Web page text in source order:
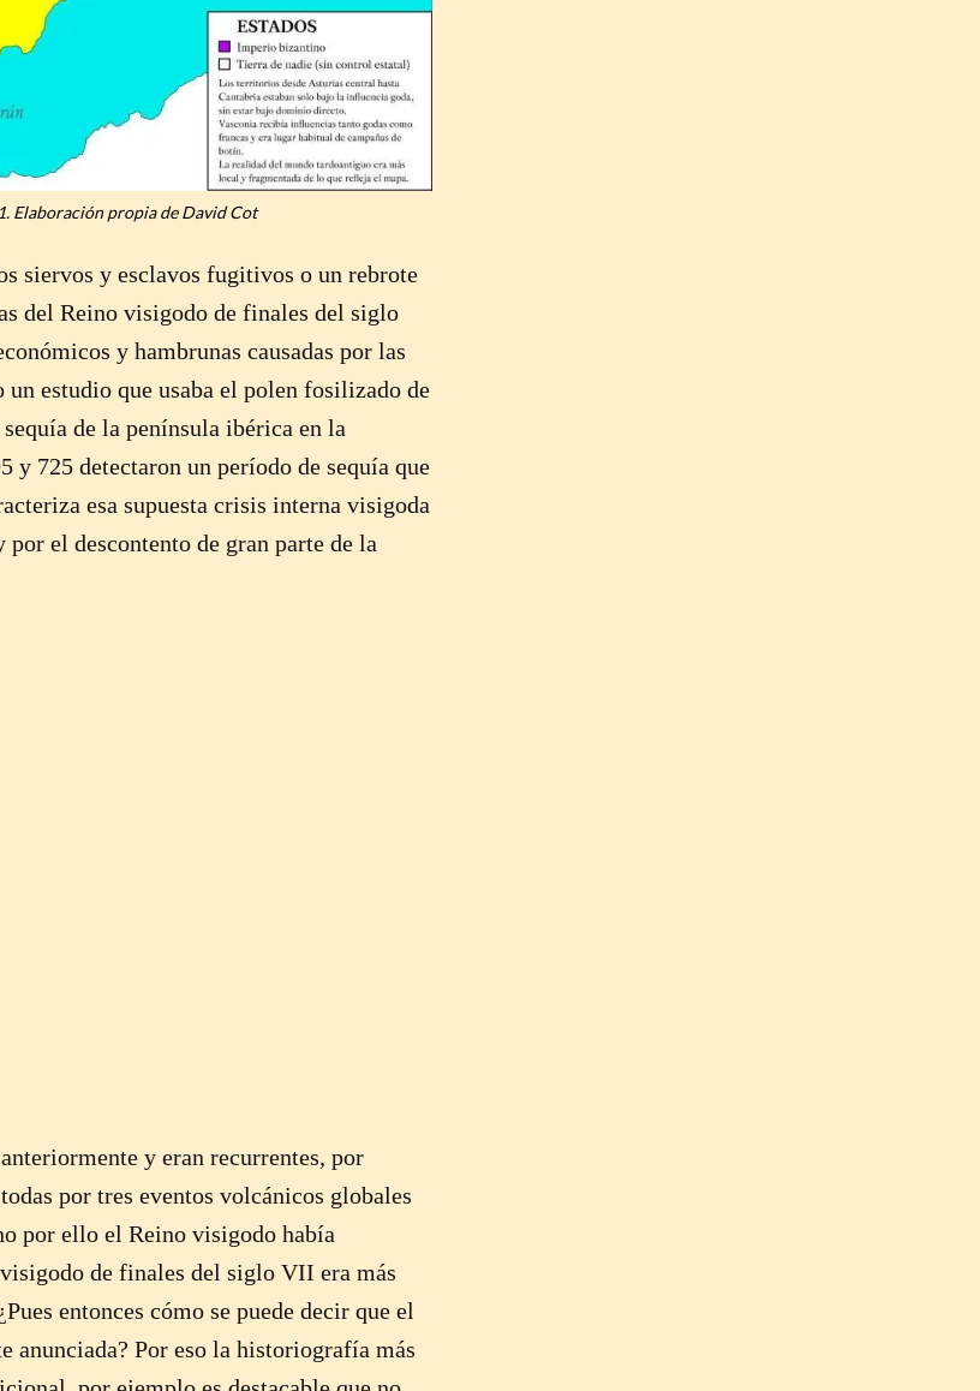
Elaboración propia de David Cot
siervos y esclavos fugitivos o un rebrote
del Reino visigodo de finales del siglo
y hambrunas causadas por las
estudio que usaba el polen fosilizado de
de la península ibérica en la
725 detectaron un período de sequía que
esa supuesta crisis interna visigoda
el descontento de gran parte de la
y eran recurrentes, por
por tres eventos volcánicos globales
por ello el Reino visigodo había
de finales del siglo VII era más
entonces cómo se puede decir que el
anunciada? Por eso la historiografía más